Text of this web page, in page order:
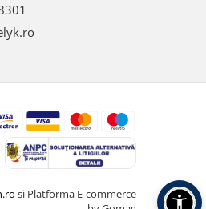
si Platforma E-commerce